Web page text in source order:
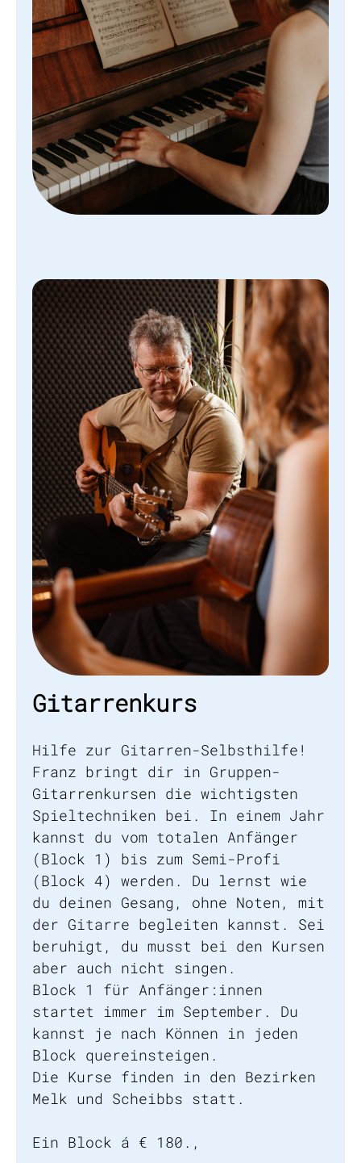
Gitarrenkurs
Hilfe zur Gitarren-Selbsthilfe!
Franz bringt dir in Gruppen-
Gitarrenkursen die wichtigsten
Spieltechniken bei. In einem Jahr
kannst du vom totalen Anfänger
(Block 1) bis zum Semi-Profi
(Block 4) werden. Du lernst wie
du deinen Gesang, ohne Noten, mit
der Gitarre begleiten kannst. Sei
beruhigt, du musst bei den Kursen
aber auch nicht singen.
Block 1 für Anfänger:innen
startet immer im September. Du
kannst je nach Können in jeden
Block quereinsteigen.
Die Kurse finden in den Bezirken
Melk und Scheibbs statt.
Ein Block á € 180.,